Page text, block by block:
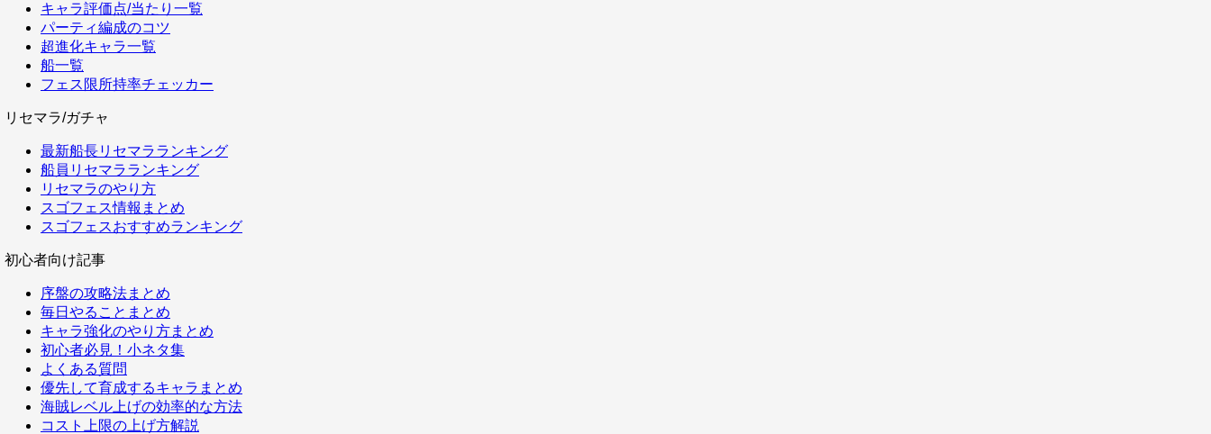
キャラ評価点/当たり一覧
パーティ編成のコツ
超進化キャラ一覧
船一覧
フェス限所持率チェッカー
リセマラ/ガチャ
最新船長リセマラランキング
船員リセマラランキング
リセマラのやり方
スゴフェス情報まとめ
スゴフェスおすすめランキング
初心者向け記事
序盤の攻略法まとめ
毎日やることまとめ
キャラ強化のやり方まとめ
初心者必見！小ネタ集
よくある質問
優先して育成するキャラまとめ
海賊レベル上げの効率的な方法
コスト上限の上げ方解説